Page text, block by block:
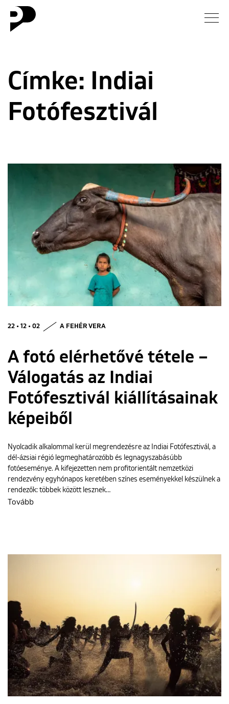
Galéria
Interjú
Rólunk
ENGLISH
Címke: Indiai
Fotófesztivál
22 • 12 • 02 A FEHÉR VERA
A fotó elérhetővé tétele –
Válogatás az Indiai
Fotófesztivál kiállításainak
képeiből
Nyolcadik alkalommal kerül megrendezésre az Indiai Fotófesztivál, a
dél-ázsiai régió legmeghatározóbb és legnagyszabásúbb
fotóeseménye. A kifejezetten nem profitorientált nemzetközi
rendezvény egyhónapos keretében színes eseményekkel készülnek a
rendezők: többek között lesznek…
Tovább